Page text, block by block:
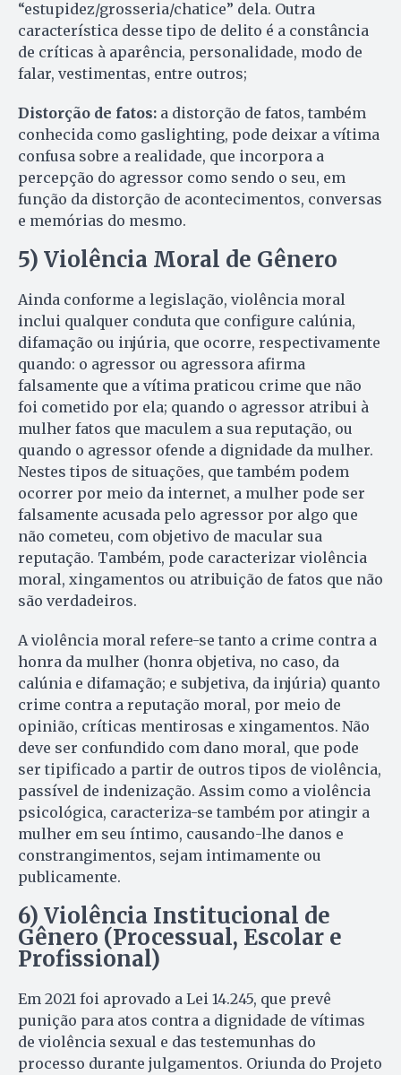
“estupidez/grosseria/chatice” dela. Outra
característica desse tipo de delito é a constância
de críticas à aparência, personalidade, modo de
falar, vestimentas, entre outros;
Distorção de fatos: a distorção de fatos, também
conhecida como gaslighting, pode deixar a vítima
confusa sobre a realidade, que incorpora a
percepção do agressor como sendo o seu, em
função da distorção de acontecimentos, conversas
e memórias do mesmo.
5) Violência Moral de Gênero
Ainda conforme a legislação, violência moral
inclui qualquer conduta que configure calúnia,
difamação ou injúria, que ocorre, respectivamente
quando: o agressor ou agressora afirma
falsamente que a vítima praticou crime que não
foi cometido por ela; quando o agressor atribui à
mulher fatos que maculem a sua reputação, ou
quando o agressor ofende a dignidade da mulher.
Nestes tipos de situações, que também podem
ocorrer por meio da internet, a mulher pode ser
falsamente acusada pelo agressor por algo que
não cometeu, com objetivo de macular sua
reputação. Também, pode caracterizar violência
moral, xingamentos ou atribuição de fatos que não
são verdadeiros.
A violência moral refere-se tanto a crime contra a
honra da mulher (honra objetiva, no caso, da
calúnia e difamação; e subjetiva, da injúria) quanto
crime contra a reputação moral, por meio de
opinião, críticas mentirosas e xingamentos. Não
deve ser confundido com dano moral, que pode
ser tipificado a partir de outros tipos de violência,
passível de indenização. Assim como a violência
psicológica, caracteriza-se também por atingir a
mulher em seu íntimo, causando-lhe danos e
constrangimentos, sejam intimamente ou
publicamente.
6) Violência Institucional de
Gênero (Processual, Escolar e
Profissional)
Em 2021 foi aprovado a Lei 14.245, que prevê
punição para atos contra a dignidade de vítimas
de violência sexual e das testemunhas do
processo durante julgamentos. Oriunda do Projeto